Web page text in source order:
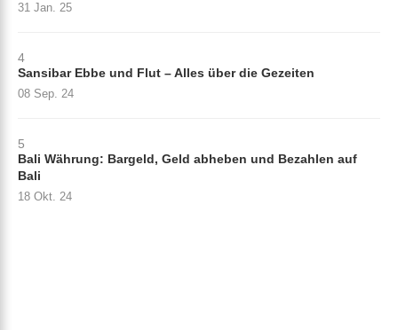
31 Jan. 25
4
Sansibar Ebbe und Flut – Alles über die Gezeiten
08 Sep. 24
5
Bali Währung: Bargeld, Geld abheben und Bezahlen auf
Bali
18 Okt. 24